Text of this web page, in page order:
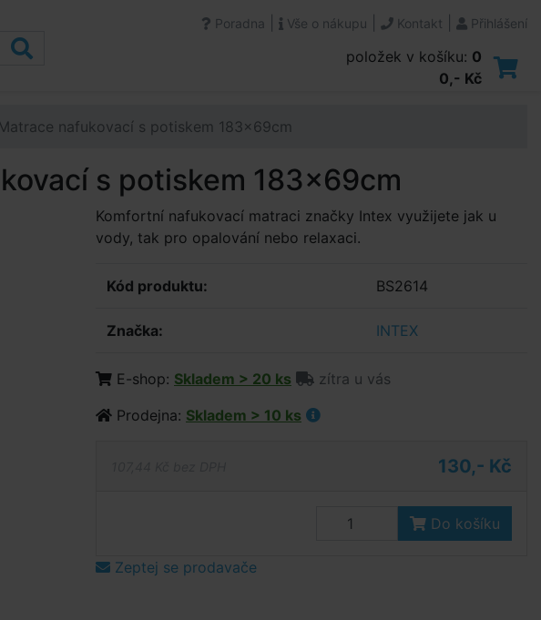
Poradna Vše o nákupu Kontakt Přihlášení
položek v košíku: 0
0,- Kč
Matrace nafukovací s potiskem 183x69cm
s potiskem 183x69cm
Komfortní nafukovací matraci značky Intex využijete jak u
vody, tak pro opalování nebo relaxaci.
Kód produktu: BS2614
Značka: INTEX
E-shop: Skladem > 20 ks
zítra u vás
Prodejna: Skladem > 10 ks
130,- Kč
Do košíku
Zeptej se prodavače